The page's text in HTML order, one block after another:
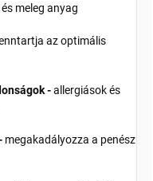
meleg anyag
az optimális
-allergiások és
megakadályozza a penész